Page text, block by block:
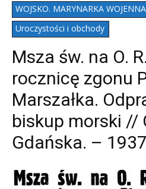
WOJSKO. MARYNARKA WOJENNA
Uroczystości i obchody
Msza św. na O.
rocznicę zgonu
Marszałka.
biskup morski //
Gdańska. –